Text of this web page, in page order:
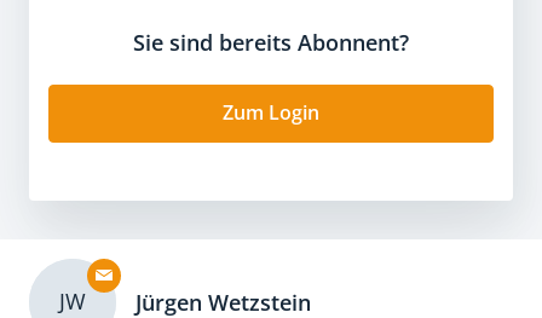
Sie sind bereits Abonnent?
Zum Login
JW Jürgen Wetzstein